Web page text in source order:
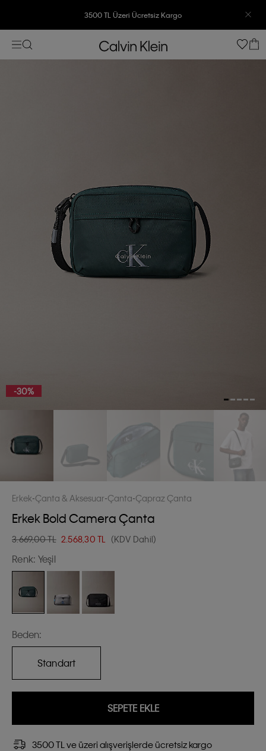
3500 TL Üzeri Ücretsiz Kargo
7500 TL Ve Üzeri Alışverişlerinizde 6 Taksit İmkanı
-30%
Erkek Çanta & Aksesuar Çanta Çapraz Çanta
Erkek Bold Camera Çanta
3.669,00 TL 2.568,30 TL (KDV Dahil)
Renk: Yeşil
Beden:
Standart
SEPETE EKLE
3500 TL ve üzeri alışverişlerde ücretsiz kargo